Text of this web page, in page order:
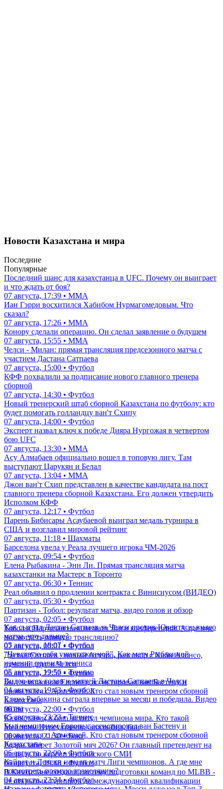
Новости Казахстана и мира
Последние
Популярные
Последний шанс для казахстанца в UFC. Почему он выиграет
и что ждать от боя?
07 августа, 17:39 • ММА
Иан Гэрри восхитился Хабибом Нурмагомедовым. Что
сказал?
07 августа, 17:26 • ММА
Конору сделали операцию. Он сделал заявление о будущем
07 августа, 15:55 • ММА
Челси - Милан: прямая трансляция предсезонного матча с
участием Дастана Сатпаева
07 августа, 15:00 • Футбол
КФФ похвалили за подписание нового главного тренера
сборной
07 августа, 14:30 • Футбол
Новый тренерский штаб сборной Казахстана по футболу: кто
будет помогать голландцу ван'т Схипу
07 августа, 14:00 • Футбол
Эксперт назвал ключ к победе Дияра Нургожая в четвертом
бою UFC
07 августа, 13:30 • ММА
Асу Алмабаев официально вошел в топовую лигу. Там
выступают Царукян и Белал
07 августа, 13:04 • ММА
Джон ван'т Схип представлен в качестве кандидата на пост
главного тренера сборной Казахстана. Его должен утвердить
Исполком КФФ
07 августа, 12:17 • Футбол
Парень Бибисары Асаубаевой выиграл медаль турнира в
США и возглавил мировой рейтинг
07 августа, 11:18 • Шахматы
Барселона увела у Реала лучшего игрока ЧМ-2026
07 августа, 09:54 • Футбол
Елена Рыбакина - Энн Ли. Прямая трансляция матча
казахстанки на Мастерс в Торонто
07 августа, 06:30 • Теннис
Реал объявил о продлении контракта с Винисиусом (ВИДЕО)
07 августа, 05:30 • Футбол
Партизан - Тобол: результат матча, видео голов и обзор
07 августа, 02:05 • Футбол
Тобол и Партизан начали матч Лиги конференций. А где мне
посмотреть прямую трансляцию?
07 августа, 00:01 • Футбол
Дастан Сатпаев - новый Агуэро, разговор с Хаби Алонсо,
лучший друг в Челси
06 августа, 22:52 • Футбол
Был чемпионом Европы, ассистировал ван Бастену и
провалился с Арменией. Кто стал новым тренером сборной
Казахстана
06 августа, 22:00 • Футбол
Казахстанец в бою за титул чемпиона мира. Кто такой
Мейирим Нурсултанов: биография, бои
06 августа, 21:30 • Бокс
Родри заберет Золотой мяч 2026? Он главный претендент на
награду по версии английского СМИ
06 августа, 19:48 • Футбол
В Казахстане создали систему подготовки команд по MLBB -
от открытых турниров до международной квалификации
Как сыграл Дастан Сатпаев за Челси против Ювентуса: видео
матча, что дальше?
05 августа, 18:07 • Футбол
"Чувствую себя уничтоженной". Как матч Рыбакиной
изменил правила тенниса
05 августа, 19:56 • Теннис
Видео всех голов и матчей Дастана Сатпаева в Челси
04 августа, 19:43 • Футбол
Елена Рыбакина сыграла впервые за месяц и победила. Видео
матча
05 августа, 23:23 • Теннис
Был чемпионом Европы, ассистировал ван Бастену и
провалился с Арменией. Кто стал новым тренером сборной
Казахстана
06 августа, 22:00 • Футбол
Кайрат и Левски начали матч Лиги чемпионов. А где мне
посмотреть прямую трансляцию?
04 августа, 22:34 • Футбол